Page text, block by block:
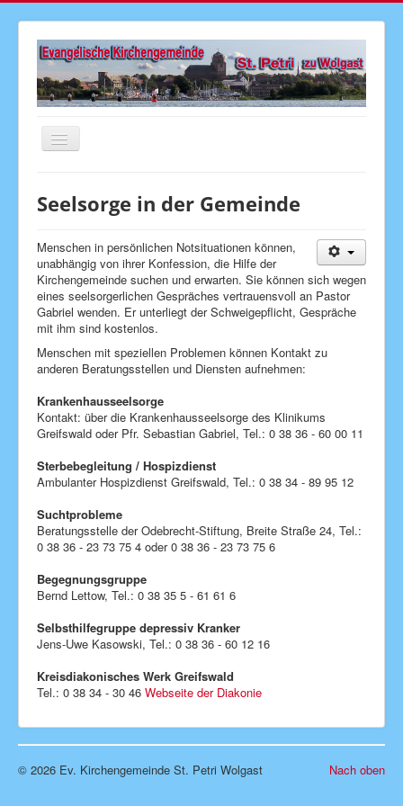
Navigation
Aktuelles
Gottesdienste
Veranstaltungen
Gemeindebrief
Kirchenmusik
Senioren
Kinder & Jugend
Kita Arche
Evang. Schule
Eine-Welt-Laden
Kirchen
Amtshandlungen
Förderverein
Schutzkonzepte
Kontakt
Aktuelle Seite: Startseite Seelsorge
Seelsorge in der Gemeinde
Menschen in persönlichen Notsituationen können,
unabhängig von ihrer Konfession, die Hilfe der
Kirchengemeinde suchen und erwarten. Sie können sich wegen
eines seelsorgerlichen Gespräches vertrauensvoll an Pastor
Gabriel wenden. Er unterliegt der Schweigepflicht, Gespräche
mit ihm sind kostenlos.
Menschen mit speziellen Problemen können Kontakt zu
anderen Beratungsstellen und Diensten aufnehmen:
Krankenhausseelsorge
Kontakt: über die Krankenhausseelsorge des Klinikums
Greifswald oder Pfr. Sebastian Gabriel, Tel.: 0 38 36 - 60 00 11
Sterbebegleitung / Hospizdienst
Ambulanter Hospizdienst Greifswald, Tel.: 0 38 34 - 89 95 12
Suchtprobleme
Beratungsstelle der Odebrecht-Stiftung, Breite Straße 24, Tel.:
0 38 36 - 23 73 75 4 oder 0 38 36 - 23 73 75 6
Begegnungsgruppe
Bernd Lettow, Tel.: 0 38 35 5 - 61 61 6
Selbsthilfegruppe depressiv Kranker
Jens-Uwe Kasowski, Tel.: 0 38 36 - 60 12 16
Kreisdiakonisches Werk Greifswald
Tel.: 0 38 34 - 30 46 Webseite der Diakonie
Nach oben
© 2026 Ev. Kirchengemeinde St. Petri Wolgast